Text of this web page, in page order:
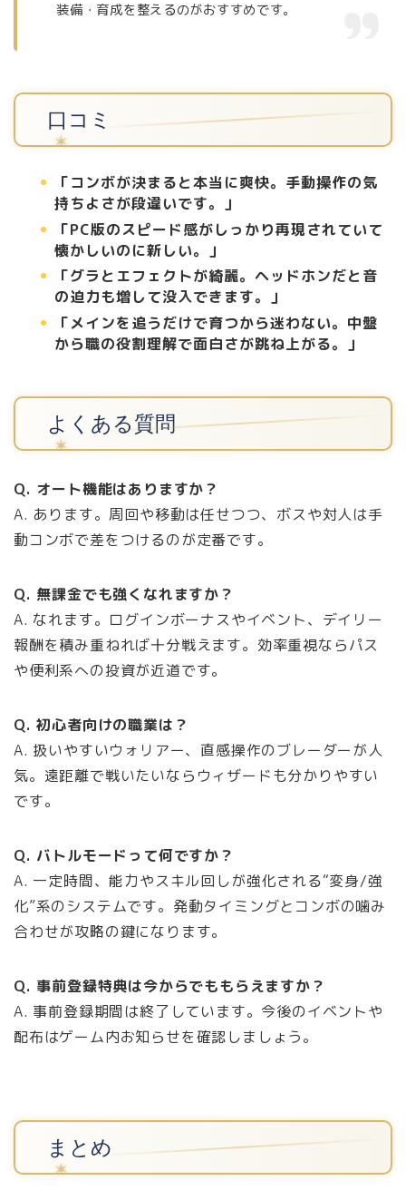
装備・育成を整えるのがおすすめです。
口コミ
「コンボが決まると本当に爽快。手動操作の気
持ちよさが段違いです。」
「PC版のスピード感がしっかり再現されていて
懐かしいのに新しい。」
「グラとエフェクトが綺麗。ヘッドホンだと音
の迫力も増して没入できます。」
「メインを追うだけで育つから迷わない。中盤
から職の役割理解で面白さが跳ね上がる。」
よくある質問
Q. オート機能はありますか？
A. あります。周回や移動は任せつつ、ボスや対人は手
動コンボで差をつけるのが定番です。
Q. 無課金でも強くなれますか？
A. なれます。ログインボーナスやイベント、デイリー
報酬を積み重ねれば十分戦えます。効率重視ならパス
や便利系への投資が近道です。
Q. 初心者向けの職業は？
A. 扱いやすいウォリアー、直感操作のブレーダーが人
気。遠距離で戦いたいならウィザードも分かりやすい
です。
Q. バトルモードって何ですか？
A. 一定時間、能力やスキル回しが強化される“変身/強
化”系のシステムです。発動タイミングとコンボの噛み
合わせが攻略の鍵になります。
Q. 事前登録特典は今からでももらえますか？
A. 事前登録期間は終了しています。今後のイベントや
配布はゲーム内お知らせを確認しましょう。
まとめ